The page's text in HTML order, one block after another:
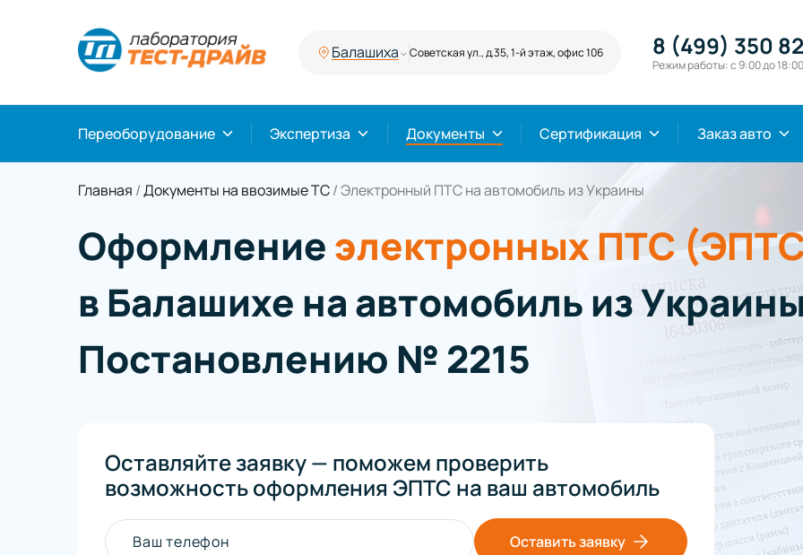
Балашиха Советская ул., д.35, 1-й этаж, офис 106 8 (499) 350
Режим работы: с 9:00 до 18:00
Переоборудование Экспертиза Документы Сертификация Заказ авто
Главная /Документы на ввозимые ТС/Электронный ПТС на автомобиль из Украины
Оформлениеэлектронных ПТС
в Балашихе на автомобиль из
Постановлению № 2215
Оставляйте заявку — поможем проверить
возможность оформления ЭПТС на ваш автомобиль
Ваш телефон Оставить заявку